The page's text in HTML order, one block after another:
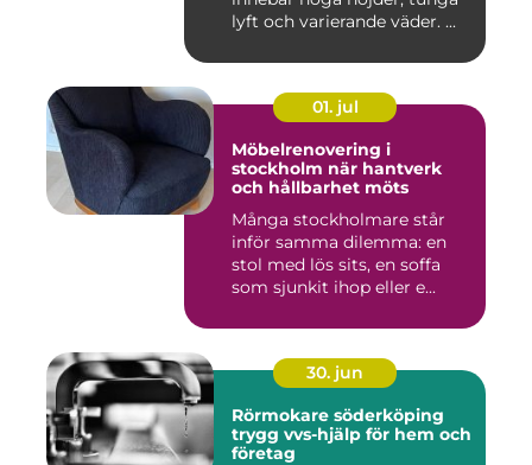
lyft och varierande väder. ...
01. jul
Möbelrenovering i
stockholm när hantverk
och hållbarhet möts
Många stockholmare står
inför samma dilemma: en
stol med lös sits, en soffa
som sjunkit ihop eller e...
30. jun
Rörmokare söderköping
trygg vvs-hjälp för hem och
företag